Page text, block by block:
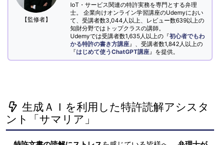
【監修者】
IoT・サービス関連の特許実務を専門とする弁理
士。 企業向けオンライン学習講座のUdemyにおい
て、受講者数3,044人以上、レビュー数639以上の
知財分野ではトップクラスの講師。
Udemyでは受講者数1,635人以上の『初心者でもわ
かる特許の書き方講座 』、受講者数1,842人以上の
『はじめて使うChatGPT講座 』を提供。
生成ＡＩを利用した特許読解アシスタ
ント「サマリア」